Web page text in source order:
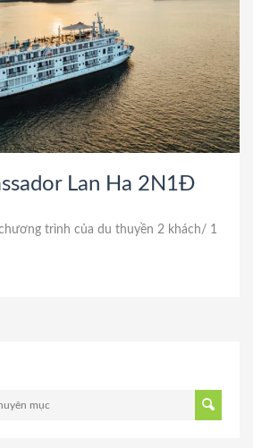
Lan Ha 2N1Đ
trình của du thuyền 2 khách/ 1